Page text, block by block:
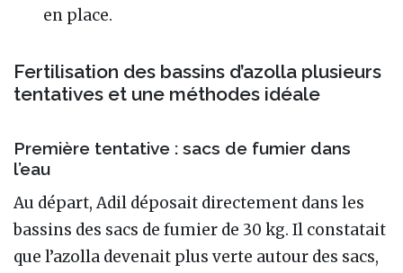
en place.
Fertilisation des bassins d’azolla plusieurs
tentatives et une méthodes idéale
Première tentative : sacs de fumier dans
l’eau
Au départ, Adil déposait directement dans les
bassins des sacs de fumier de 30 kg. Il constatait
que l’azolla devenait plus verte autour des sacs,